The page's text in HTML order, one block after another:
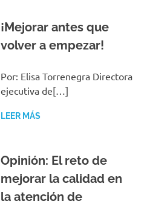
¡Mejorar antes que
volver a empezar!
Por: Elisa Torrenegra Directora
ejecutiva de[…]
LEER MÁS
Opinión: El reto de
mejorar la calidad en
la atención de